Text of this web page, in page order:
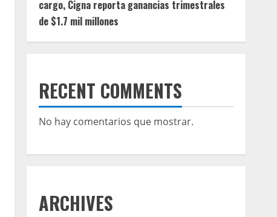
cargo, Cigna reporta ganancias trimestrales
de $1.7 mil millones
RECENT COMMENTS
No hay comentarios que mostrar.
ARCHIVES